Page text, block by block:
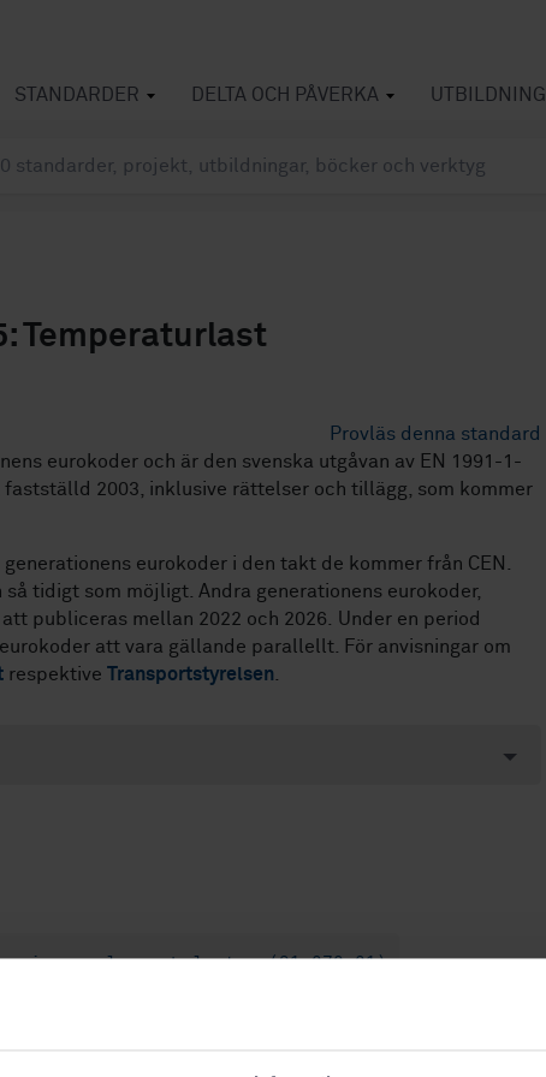
STANDARDER DELTA OCH PÅVERKA UTBILDNING
Temperaturlast
Provläs denna standard
eurokoder och är den svenska utgåvan av EN 1991-1-
2003, inklusive rättelser och tillägg, som kommer
eurokoder i den takt de kommer från CEN.
tidigt som möjligt. Andra generationens eurokoder,
publiceras mellan 2022 och 2026. Under en period
att vara gällande parallellt. För anvisningar om
respektive Transportstyrelsen
och laster (91.070.01)